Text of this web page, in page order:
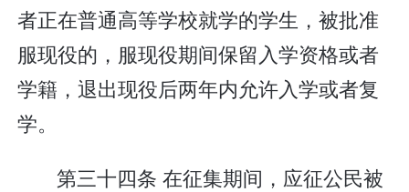
者正在普通高等学校就学的学生，被批准
服现役的，服现役期间保留入学资格或者
学籍，退出现役后两年内允许入学或者复
学。
第三十四条 在征集期间，应征公民被